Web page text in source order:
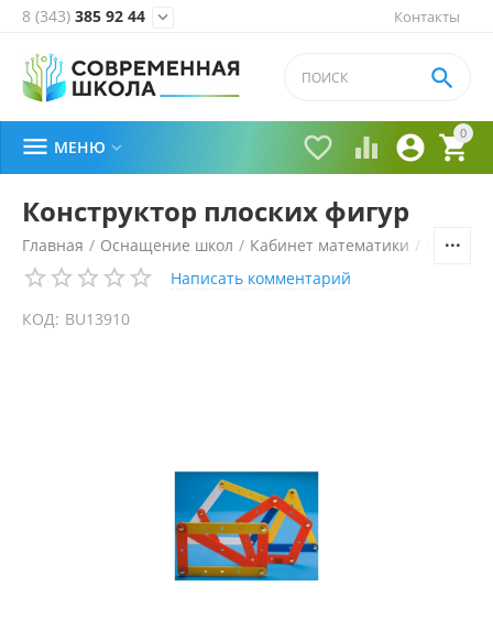
Контакты
8 (343) 385 92 44 
0


 

 МЕНЮ 
Конструктор плоских фигур
Главная / Оснащение школ / Кабинет математики /
Написать комментарий
КОД: BU13910